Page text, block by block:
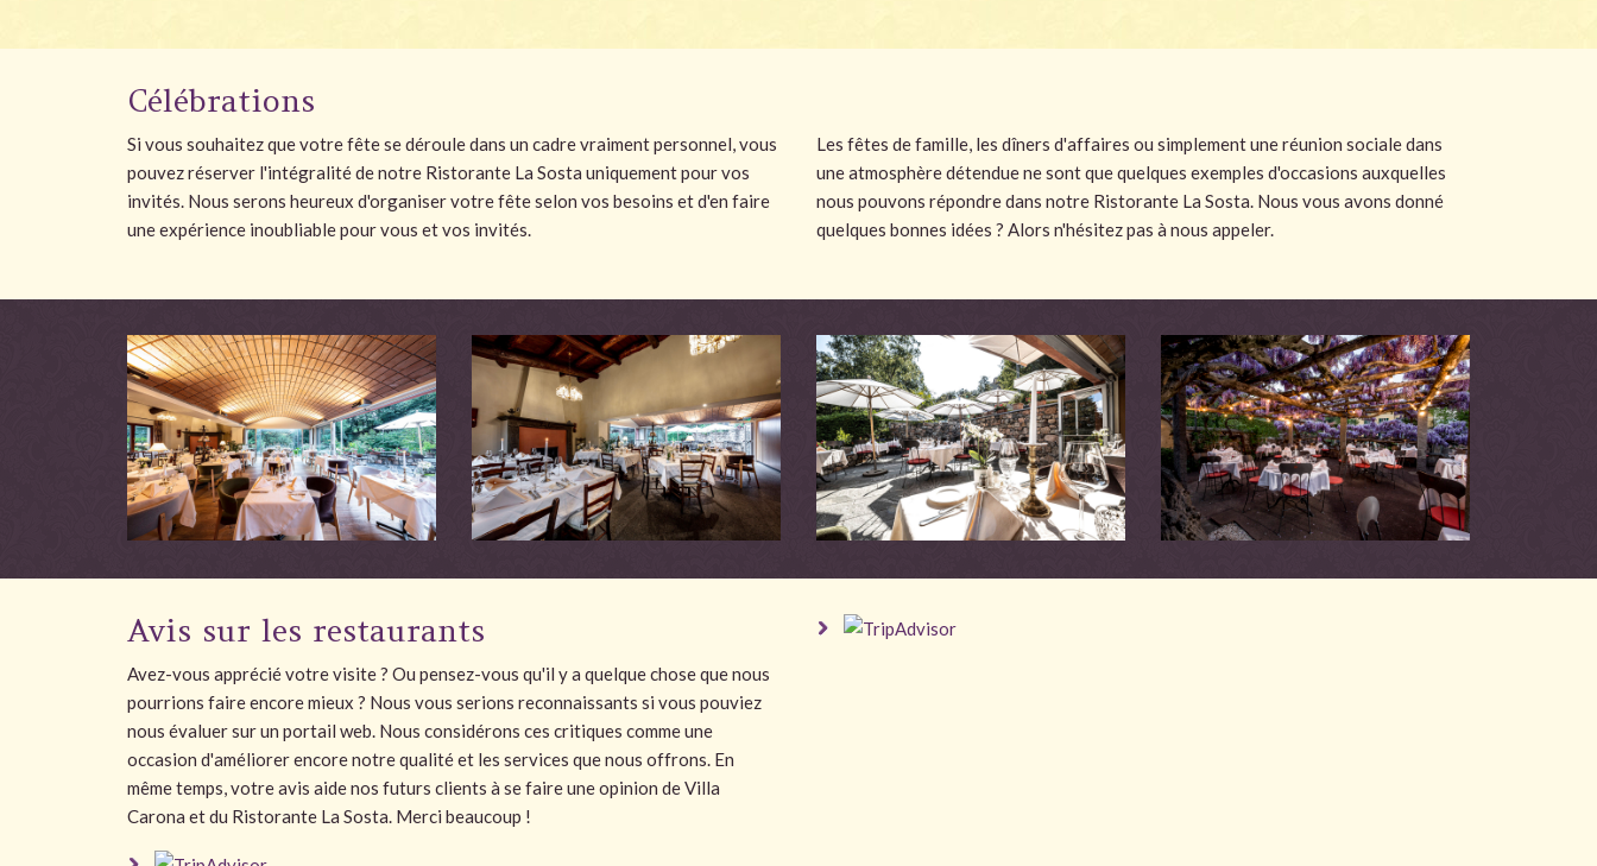
Célébrations
Si vous souhaitez que votre fête se déroule dans un cadre vraiment personnel, vous
pouvez réserver l'intégralité de notre Ristorante La Sosta uniquement pour vos
invités. Nous serons heureux d'organiser votre fête selon vos besoins et d'en faire
une expérience inoubliable pour vous et vos invités.
Les fêtes de famille, les dîners d'affaires ou simplement une réunion sociale dans
une atmosphère détendue ne sont que quelques exemples d'occasions auxquelles
nous pouvons répondre dans notre Ristorante La Sosta. Nous vous avons donné
quelques bonnes idées ? Alors n'hésitez pas à nous appeler.
Avis sur les restaurants
Avez-vous apprécié votre visite ? Ou pensez-vous qu'il y a quelque chose que nous
pourrions faire encore mieux ? Nous vous serions reconnaissants si vous pouviez
nous évaluer sur un portail web. Nous considérons ces critiques comme une
occasion d'améliorer encore notre qualité et les services que nous offrons. En
même temps, votre avis aide nos futurs clients à se faire une opinion de Villa
Carona et du Ristorante La Sosta. Merci beaucoup !